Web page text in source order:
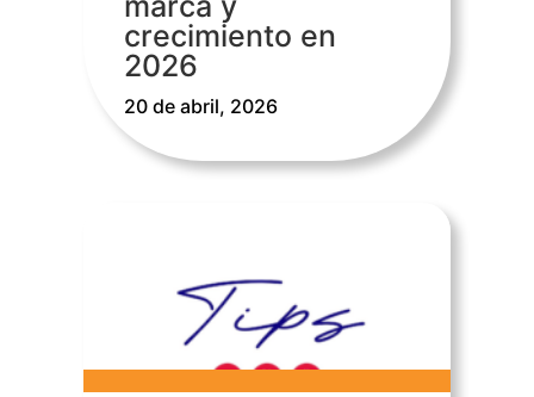
crecimiento en
2026
20 de abril, 2026